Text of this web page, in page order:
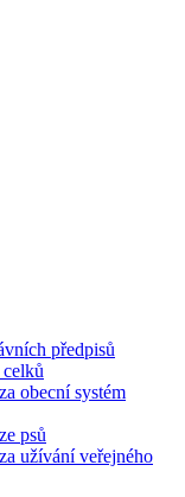
předpisů
obecní systém
psů
užívání veřejného